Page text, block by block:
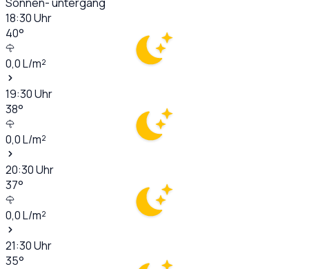
18:30Uhr
40°
0,0L/m²
19:30Uhr
38°
0,0L/m²
20:30Uhr
37°
0,0L/m²
21:30Uhr
35°